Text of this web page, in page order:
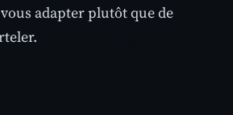
adapter plutôt que de